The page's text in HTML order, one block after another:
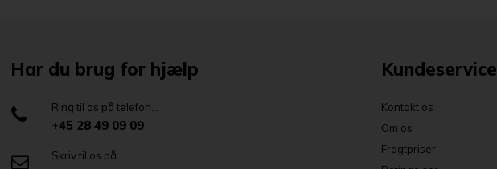
Har du brug for hjælp
Ring til os på telefon...
+45 28 49 09 09
Skriv til os på...
Kundeservice
Kontakt os
Om os
Fragtpriser